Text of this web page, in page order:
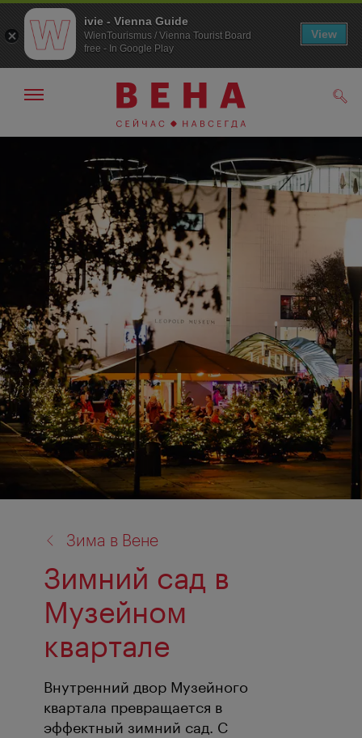
К
К
Показать/
навигации
Зима в Вене
Зимний сад в
Музейном
квартале
Внутренний двор Музейного
квартала превращается в
эффектный зимний сад. С
ivie - Vienna Guide
WienTourismus / Vienna Tourist Board
free - In Google Play
View